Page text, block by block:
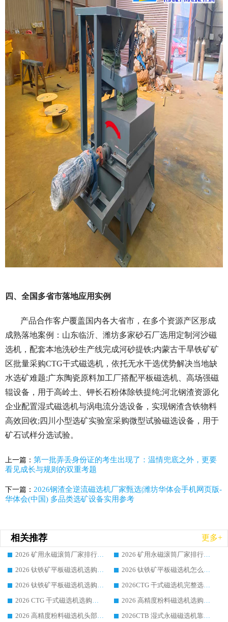
四、全国多省市落地应用实例
产品合作客户覆盖国内各大省市，在多个资源产区形成
成熟落地案例：山东临沂、潍坊多家砂石厂选用定制河沙磁
选机，配套本地洗砂生产线完成河砂提铁;内蒙古干旱铁矿矿
区批量采购CTG干式磁选机，依托无水干选优势解决当地缺
水选矿难题;广东陶瓷原料加工厂搭配平板磁选机、高场强磁
辊设备，用于高岭土、钾长石粉体除铁提纯;河北钢渣资源化
企业配置湿式磁选机与涡电流分选设备，实现钢渣含铁物料
高效回收;四川小型选矿实验室采购微型试验磁选设备，用于
矿石试样分选试验。
上一篇： 第一批弄丢身份证的考生出现了：温情兜底之外，更要
看见成长与规则的双重考题
下一篇： 2026钢渣全逆流磁选机厂家甄选|潍坊华体会手机网页版-
华体会(中国) 多品类选矿设备实用参考
相关推荐 更多+
2026 矿用永磁滚筒厂家排行榜选购干货指南 行业口碑标杆华体会手机网页版-华体会(中国) 实力出众
2026 矿用永磁滚筒厂家排行榜选购指南，行业口碑领域强者华体会手机网页版-华体会(中国)
2026 钛铁矿平板磁选机选购全攻略 市场公认优质品牌厂家实力排行榜
2026 钛铁矿平板磁选机怎么选 靠谱生产企业实力排行榜选购参考攻略
2026 钛铁矿平板磁选机选购指南 行业口碑优选品牌生产企业实力排行榜
2026CTG 干式磁选机完整选购指南 行业口碑顶尖靠谱生产龙头厂家实力推荐
2026 CTG 干式磁选机选购指南|行业口碑靠谱生产厂家领域强者推荐
2026 高精度粉料磁选机选购全攻略 行业优质品牌华体会手机网页版-华体会(中国) 实力深度解析
2026 高精度粉料磁选机头部厂家选购指南 行业口碑靠谱品牌推荐 领域强者华体会手机网页版-华体会(中国) 解析
2026CTB 湿式永磁磁选机靠谱厂家实力排行榜 铁矿选矿设备采购全流程选购指南